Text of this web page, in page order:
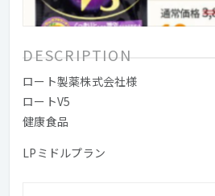
DESCRIPTION
ロート製薬株式会社様
ロートV5
健康食品
LPミドルプラン